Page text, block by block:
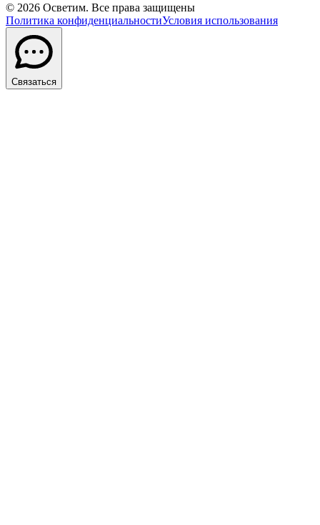
© 2026 Осветим. Все права защищены
Политика конфиденциальностиУсловия использования
Связаться